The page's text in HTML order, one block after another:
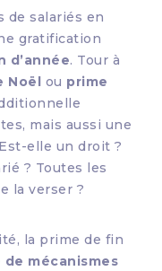
de salariés en
gratification
d’année. Tour à
Noël ou prime
mais aussi une
elle un droit ?
? Toutes les
la verser ?
la prime de fin
mécanismes